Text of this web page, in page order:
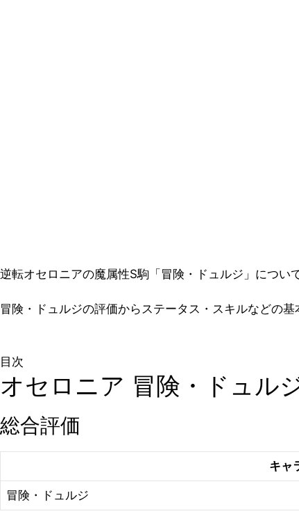
逆転オセロニアの魔属性S駒「冒険・ドュルジ」につい
冒険・ドュルジの評価からステータス・スキルなどの基
目次
オセロニア 冒険・ドュル
総合評価
キャ
冒険・ドュルジ